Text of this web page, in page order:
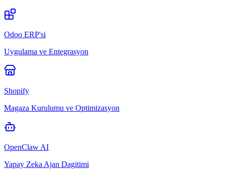
Odoo ERP'si
Uygulama ve Entegrasyon
Shopify
Magaza Kurulumu ve Optimizasyon
OpenClaw AI
Yapay Zeka Ajan Dagitimi